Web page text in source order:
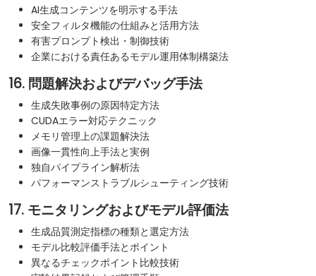
AI生成コンテンツを明示する手法
安全フィルタ機能の仕組みと活用方法
有害プロンプト検出・制御技術
企業における責任あるモデル運用体制構築法
16. 問題解決およびデバッグ手法
生成失敗事例の原因特定方法
CUDAエラー対応テクニック
メモリ管理上の課題解決法
画像一貫性向上手法と実例
独自パイプライン解析法
パフォーマンストラブルシューティング技術
17. モニタリングおよびモデル評価法
生成品質測定指標の種類と選定方法
モデル比較評価手法とポイント
異なるチェックポイント比較技術